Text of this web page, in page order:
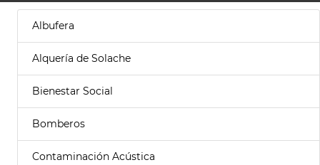
Albufera
Alquería de Solache
Bienestar Social
Bomberos
Contaminación Acústica